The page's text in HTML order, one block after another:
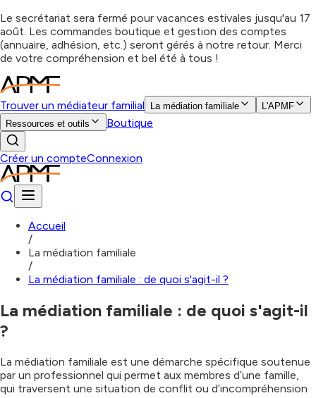
Le secrétariat sera fermé pour vacances estivales jusqu'au 17
août. Les commandes boutique et gestion des comptes
(annuaire, adhésion, etc.) seront gérés à notre retour. Merci
de votre compréhension et bel été à tous !
Trouver un médiateur familial La médiation familiale
L'APMF
Ressources et outils
Boutique
Créer un compteConnexion
Accueil
/
La médiation familiale
/
La médiation familiale : de quoi s'agit-il ?
La médiation familiale : de quoi s'agit-il
?
La médiation familiale est une démarche spécifique soutenue
par un professionnel qui permet aux membres d’une famille,
qui traversent une situation de conflit ou d’incompréhension